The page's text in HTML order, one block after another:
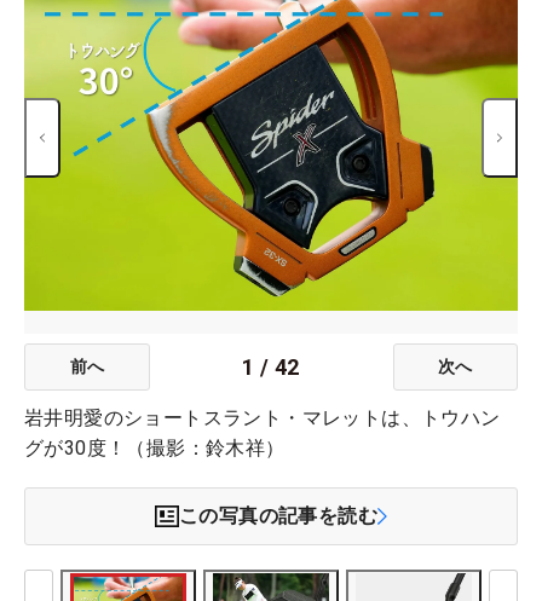
前へ 1 / 42 次へ
岩井明愛のショートスラント・マレットは、トウハン
グが30度！（撮影：鈴木祥）
この写真の記事を読む